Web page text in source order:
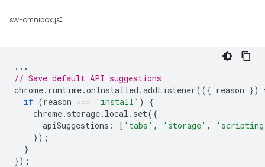
sw-omnibox.js:
...
// Save default API suggestions
chrome. runtime.onInstalled .addListener(({ reason })
if (reason === 'install' )
{
chrome. storage. local . set({
apiSuggestions : [ 'tabs' , 'storage' ,
});
}
});